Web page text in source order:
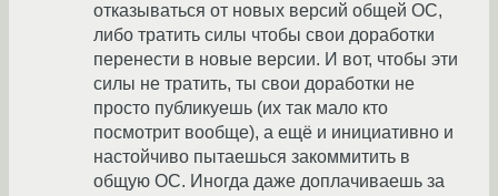
отказываться от новых версий общей ОС,
либо тратить силы чтобы свои доработки
перенести в новые версии. И вот, чтобы эти
силы не тратить, ты свои доработки не
просто публикуешь (их так мало кто
посмотрит вообще), а ещё и инициативно и
настойчиво пытаешься закоммитить в
общую ОС. Иногда даже доплачиваешь за